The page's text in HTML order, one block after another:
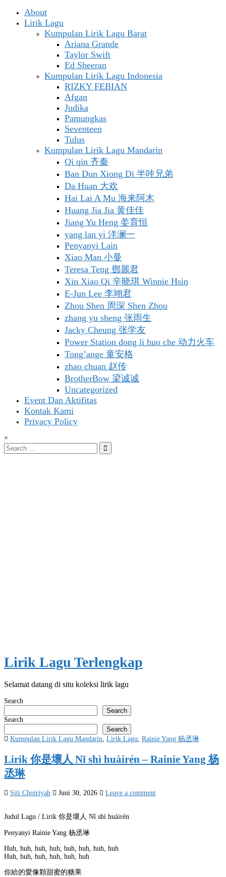
About
Lirik Lagu
Kumpulan Lirik Lagu Barat
Ariana Grande
Taylor Swift
Ed Sheeran
Kumpulan Lirik Lagu Indonesia
RIZKY FEBIAN
Afgan
Judika
Pamungkas
Seventeen
Tulus
Kumpulan Lirik Lagu Mandarin
Qi qin 齐秦
Ban Dun Xiong Di 半吨兄弟
Da Huan 大欢
Hai Lai A Mu 海来阿木
Huang Jia Jia 黄佳佳
Jiang Yu Heng 姜育恒
yang lan yi 洋澜一
Penyanyi Lain
Xiao Man 小曼
Teresa Teng 鄧麗君
Xin Xiao Qi 辛晓琪 Winnie Hsin
E-Jun Lee 李翊君
Zhou Shen 周深 Shen Zhou
zhang yu sheng 张雨生
Jacky Cheung 张学友
Power Station dong li huo che 动力火车
Tong’ange 童安格
zhao chuan 赵传
BrotherBow 梁诚诚
Uncategorized
Event Dan Aktifitas
Kontak Kami
Privacy Policy
×
Search
for:
Lirik Lagu Terlengkap
Selamat datang di situ koleksi lirik lagu
Search
Search
Search
Search
Posted
Kumpulan Lirik Lagu Mandarin Lirik Lagu Rainie Yang 杨丞琳
Lirik 你是壞人 Nǐ shì huàirén – Rainie Yang 杨
丞琳
Siti Choiriyah Juni 30, 2026 Leave a comment
Judul Lagu / Lirik 你是壞人 Nǐ shì huàirén
Penyanyi Rainie Yang 杨丞琳
Huh, huh, huh, huh, huh, huh, huh, huh
Huh, huh, huh, huh, huh, huh
你給的愛像顆甜蜜的糖果